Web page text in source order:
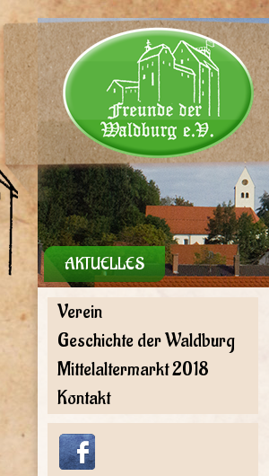
AKTUELLES
Verein
Geschichte der Waldburg
Mittelaltermarkt 2018
Kontakt